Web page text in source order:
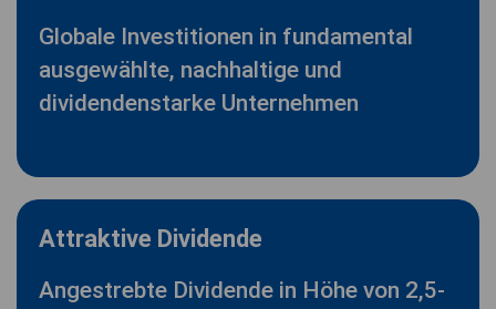
Globale Investitionen in fundamental
ausgewählte, nachhaltige und
dividendenstarke Unternehmen
Attraktive Dividende
Angestrebte Dividende in Höhe von 2,5-